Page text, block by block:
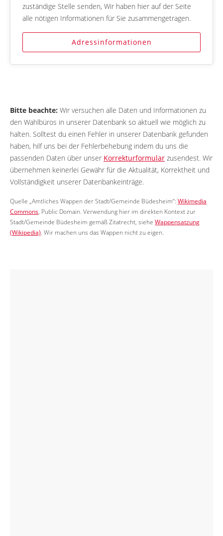
zuständige Stelle senden, Wir haben hier auf der Seite
alle nötigen Informationen für Sie zusammengetragen.
Adressinformationen
Bitte beachte: Wir versuchen alle Daten und Informationen zu
den Wahlbüros in unserer Datenbank so aktuell wie möglich zu
halten. Solltest du einen Fehler in unserer Datenbank gefunden
haben, hilf uns bei der Fehlerbehebung indem du uns die
passenden Daten über unser Korrekturformular zusendest. Wir
übernehmen keinerlei Gewähr für die Aktualität, Korrektheit und
Vollständigkeit unserer Datenbankeinträge.
Quelle „Amtliches Wappen der Stadt/Gemeinde Büdesheim“: Wikimedia
Commons, Public Domain. Verwendung hier im direkten Kontext zur
Stadt/Gemeinde Büdesheim gemäß Zitatrecht, siehe Wappensatzung
(Wikipedia). Wir machen uns das Wappen nicht zu eigen.